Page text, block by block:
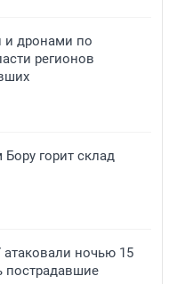
и дронами по
регионов
горит склад
ночью 15
пострадавшие